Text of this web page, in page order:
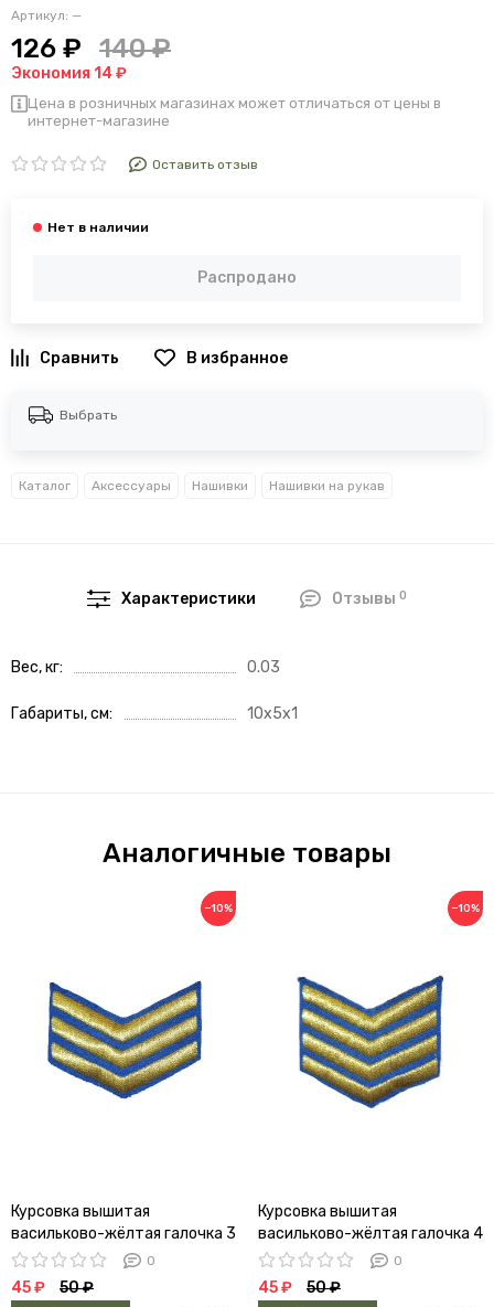
Артикул: —
126 ₽ 140 ₽
Экономия 14 ₽
Цена в розничных магазинах может отличаться от цены в
интернет-магазине
Оставить отзыв
Распродано
В избранное
Выбрать
Каталог Аксессуары Нашивки Нашивки на рукав
Характеристики Отзывы 0
Вес, кг 0.03
Габариты, см 10x5x1
Аналогичные товары
−10%
Курсовка вышитая
васильково-жёлтая галочка 3
курс
0
45 ₽ 50 ₽
−10%
Курсовка вышитая
васильково-жёлтая галочка 4
курс
0
45 ₽ 50 ₽